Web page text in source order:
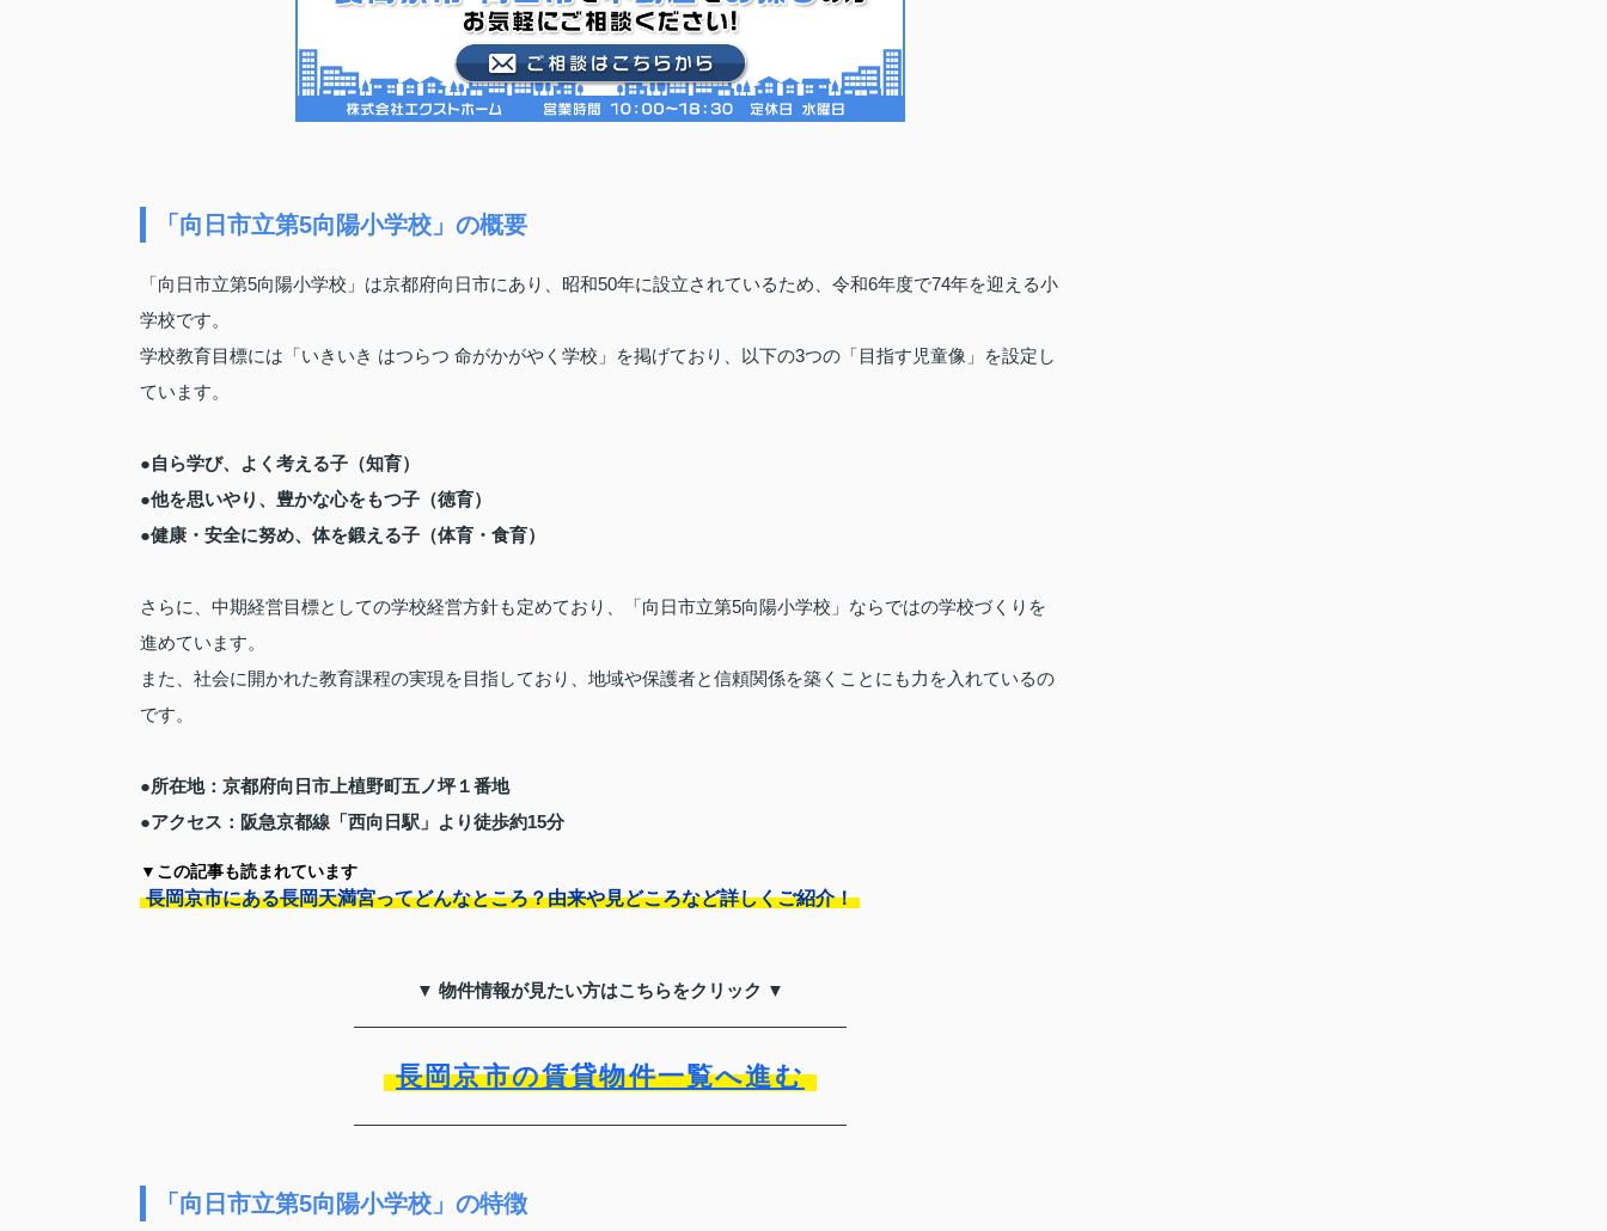
「向日市立第5向陽小学校」の概要
「向日市立第5向陽小学校」は京都府向日市にあり、昭和50年に設立されているため、令和6年度で74年を迎える小
学校です。
学校教育目標には「いきいき はつらつ 命がかがやく学校」を掲げており、以下の3つの「目指す児童像」を設定し
ています。
●自ら学び、よく考える子（知育）
●他を思いやり、豊かな心をもつ子（徳育）
●健康・安全に努め、体を鍛える子（体育・食育）
さらに、中期経営目標としての学校経営方針も定めており、「向日市立第5向陽小学校」ならではの学校づくりを
進めています。
また、社会に開かれた教育課程の実現を目指しており、地域や保護者と信頼関係を築くことにも力を入れているの
です。
●所在地：京都府向日市上植野町五ノ坪１番地
●アクセス：阪急京都線「西向日駅」より徒歩約15分
▼この記事も読まれています
長岡京市にある長岡天満宮ってどんなところ？由来や見どころなど詳しくご紹介！
▼ 物件情報が見たい方はこちらをクリック ▼
長岡京市の賃貸物件一覧へ進む
「向日市立第5向陽小学校」の特徴